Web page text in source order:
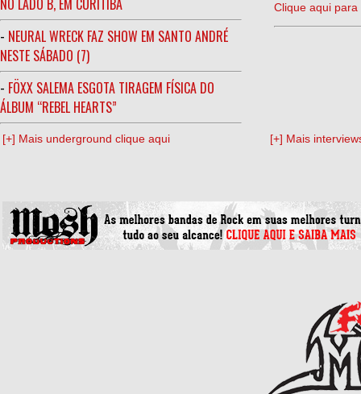
NO LADO B, EM CURITIBA
- NEURAL WRECK FAZ SHOW EM SANTO ANDRÉ
NESTE SÁBADO (7)
- FÖXX SALEMA ESGOTA TIRAGEM FÍSICA DO
ÁLBUM “REBEL HEARTS”
Clique aqui para
[+] Mais underground clique aqui [+] Mais